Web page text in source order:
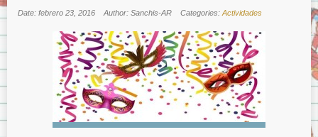
Date: febrero 23, 2016 Author: Sanchis-AR Categories: Actividades